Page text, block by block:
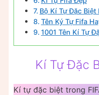
Bộ Kí Tự Đặc
Tên Ký Tự Fifa
1001 Tên Kí Tự
Kí Tự Đặc
Kí tự đặc biệt trong